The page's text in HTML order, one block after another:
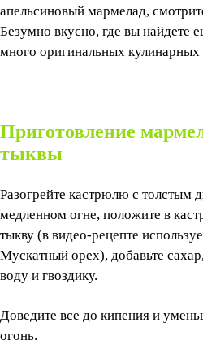
апельсиновый мармелад,
Безумно вкусно, где вы найдете
много оригинальных кулинарных
Приготовление
тыквы
Разогрейте кастрюлю с толстым
медленном огне, положите в
тыкву (в видео-рецепте
Мускатный орех), добавьте
воду и гвоздику.
Доведите все до кипения и
огонь.